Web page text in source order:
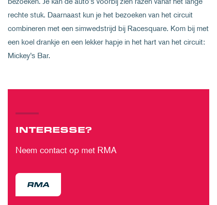
rechte stuk. Daarnaast kun je het bezoeken van het circuit
combineren met een simwedstrijd bij Racesquare. Kom bij met
een koel drankje en een lekker hapje in het hart van het circuit:
Mickey’s Bar.
INTERESSE?
Neem contact op met RMA
RMA